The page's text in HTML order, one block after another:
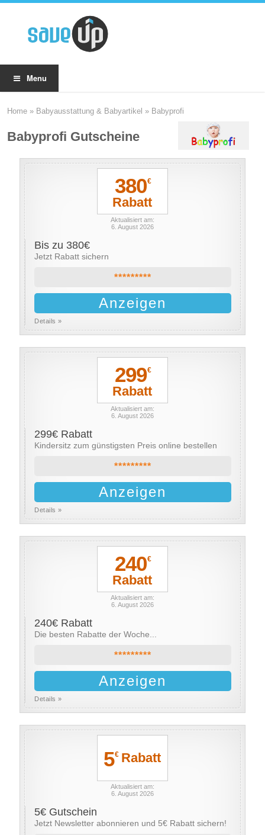
Menu
Home » Babyausstattung & Babyartikel » Babyprofi
Babyprofi Gutscheine
380€
Rabatt
Aktualisiert am:
6. August 2026
Bis zu 380€
Jetzt Rabatt sichern
*********
Anzeigen
Details »
299€
Rabatt
Aktualisiert am:
6. August 2026
299€ Rabatt
Kindersitz zum günstigsten Preis online bestellen
*********
Anzeigen
Details »
240€
Rabatt
Aktualisiert am:
6. August 2026
240€ Rabatt
Die besten Rabatte der Woche...
*********
Anzeigen
Details »
5€Rabatt
Aktualisiert am:
6. August 2026
5€ Gutschein
Jetzt Newsletter abonnieren und 5€ Rabatt sichern!